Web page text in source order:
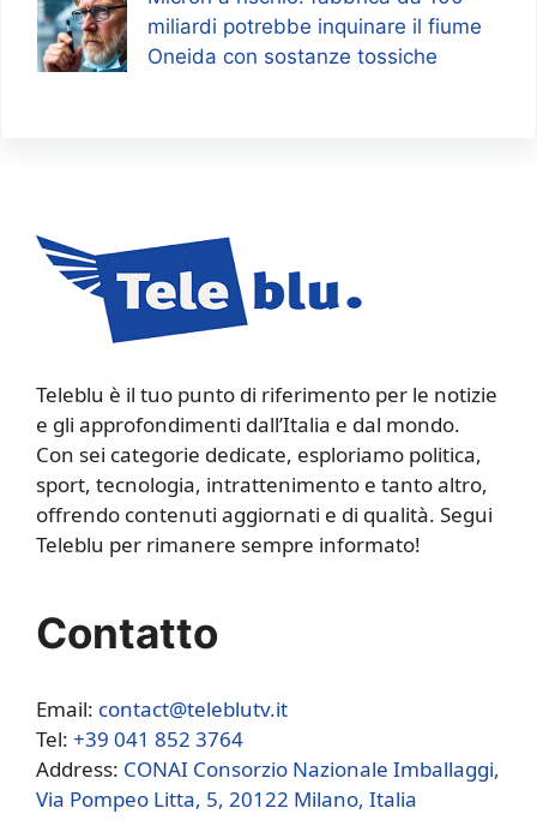
miliardi potrebbe inquinare il fiume
Oneida con sostanze tossiche
Teleblu è il tuo punto di riferimento per le notizie
e gli approfondimenti dall’Italia e dal mondo.
Con sei categorie dedicate, esploriamo politica,
sport, tecnologia, intrattenimento e tanto altro,
offrendo contenuti aggiornati e di qualità. Segui
Teleblu per rimanere sempre informato!
Contatto
Email: contact@teleblutv.it
Tel: +39 041 852 3764
Address: CONAI Consorzio Nazionale Imballaggi,
Via Pompeo Litta, 5, 20122 Milano, Italia